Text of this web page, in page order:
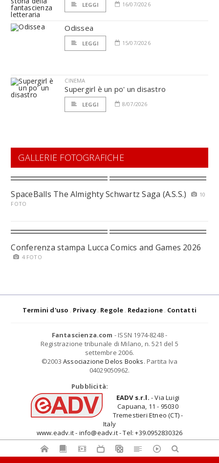
LEGGI 16/07/2026
Odissea
LEGGI 15/07/2026
CINEMA
Supergirl è un po' un disastro
LEGGI 8/07/2026
GALLERIE FOTOGRAFICHE
SpaceBalls The Almighty Schwartz Saga (A.S.S.)
10
FOTO
Conferenza stampa Lucca Comics and Games 2026
4 FOTO
Termini d'uso Privacy Regole Redazione Contatti
Fantascienza.com - ISSN 1974-8248 -
Registrazione tribunale di Milano, n. 521 del 5
settembre 2006.
©2003 Associazione Delos Books. Partita Iva
04029050962.
Pubblicità:
EADV s.r.l. - Via Luigi
Capuana, 11 - 95030
Tremestieri Etneo (CT) -
Italy
www.eadv.it - info@eadv.it - Tel: +39.0952830326